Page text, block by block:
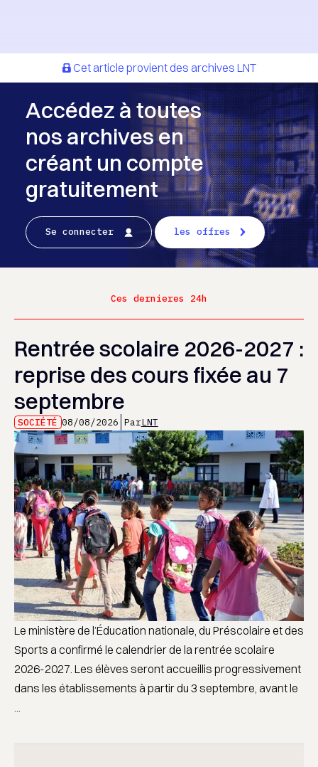
Cet article provient des archives LNT
Accédez à toutes
nos archives en
créant un compte
gratuitement
Se connecter les offres
Ces dernieres 24h
Rentrée scolaire 2026-2027 :
reprise des cours fixée au 7
septembre
SOCIÉTÉ 08/08/2026 ParLNT
Le ministère de l’Éducation nationale, du Préscolaire et des
Sports a confirmé le calendrier de la rentrée scolaire
2026-2027. Les élèves seront accueillis progressivement
dans les établissements à partir du 3 septembre, avant le
...